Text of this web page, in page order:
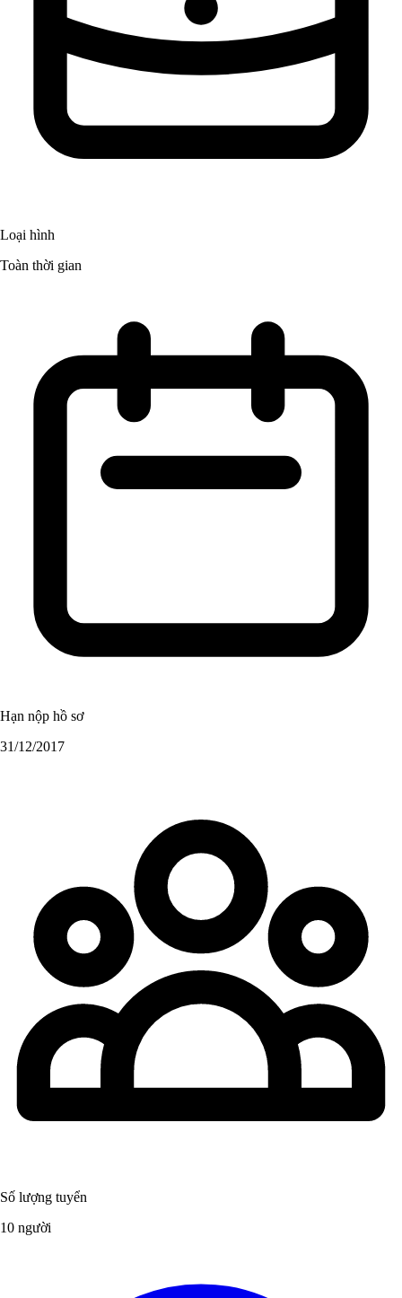
Loại hình
Toàn thời gian
Hạn nộp hồ sơ
31/12/2017
Số lượng tuyển
10 người